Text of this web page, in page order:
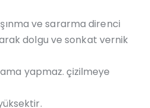
ve sararma direnci
dolgu ve sonkat vernik
yapmaz. çizilmeye